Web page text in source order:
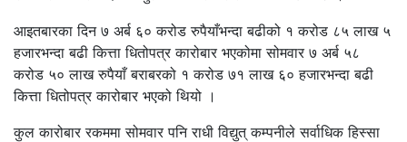
आइतबारका दिन ७ अर्ब ६० करोड रुपैयाँभन्दा बढीको १ करोड ८५ लाख ५
हजारभन्दा बढी कित्ता धितोपत्र कारोबार भएकोमा सोमवार ७ अर्ब ५८
करोड ५० लाख रुपैयाँ बराबरको १ करोड ७१ लाख ६० हजारभन्दा बढी
कित्ता धितोपत्र कारोबार भएको थियो ।
कुल कारोबार रकममा सोमवार पनि राधी विद्युत्‌ कम्पनीले सर्वाधिक हिस्सा